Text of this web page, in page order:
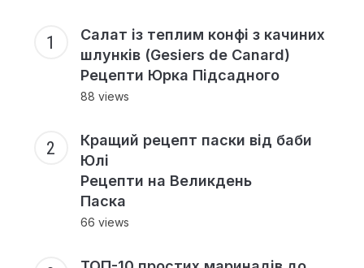
Салат із теплим конфі з качиних
шлунків (Gesiers de Canard)
Рецепти Юрка Підсадного
88 views
Кращий рецепт паски від баби
Юлі
Рецепти на Великдень
Паска
66 views